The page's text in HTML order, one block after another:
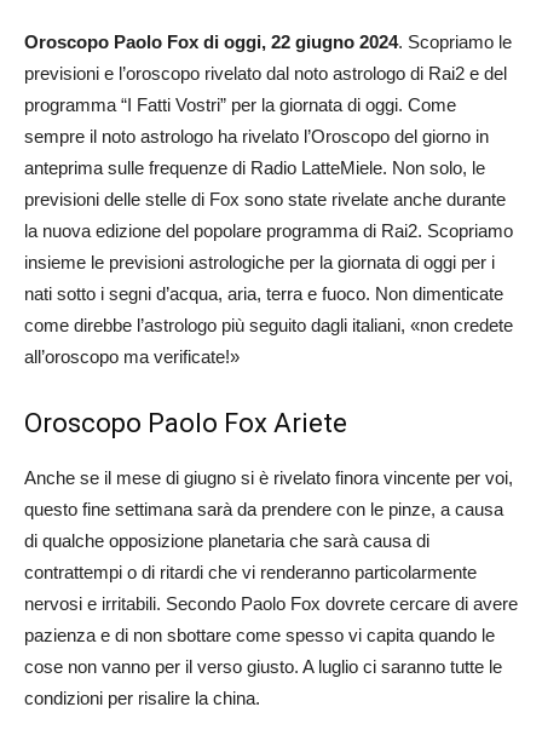
Oroscopo Paolo Fox di oggi, 22 giugno 2024. Scopriamo le
previsioni e l’oroscopo rivelato dal noto astrologo di Rai2 e del
programma “I Fatti Vostri” per la giornata di oggi. Come
sempre il noto astrologo ha rivelato l’Oroscopo del giorno in
anteprima sulle frequenze di Radio LatteMiele. Non solo, le
previsioni delle stelle di Fox sono state rivelate anche durante
la nuova edizione del popolare programma di Rai2. Scopriamo
insieme le previsioni astrologiche per la giornata di oggi per i
nati sotto i segni d’acqua, aria, terra e fuoco. Non dimenticate
come direbbe l’astrologo più seguito dagli italiani, «non credete
all’oroscopo ma verificate!»
Oroscopo Paolo Fox Ariete
Anche se il mese di giugno si è rivelato finora vincente per voi,
questo fine settimana sarà da prendere con le pinze, a causa
di qualche opposizione planetaria che sarà causa di
contrattempi o di ritardi che vi renderanno particolarmente
nervosi e irritabili. Secondo Paolo Fox dovrete cercare di avere
pazienza e di non sbottare come spesso vi capita quando le
cose non vanno per il verso giusto. A luglio ci saranno tutte le
condizioni per risalire la china.